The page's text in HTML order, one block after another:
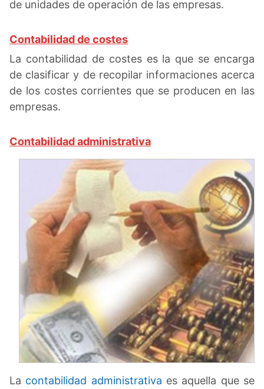
de unidades de operación de las empresas.
Contabilidad de costes
La contabilidad de costes es la que se encarga
de clasificar y de recopilar informaciones acerca
de los costes corrientes que se producen en las
empresas.
Contabilidad administrativa
La contabilidad administrativa es aquella que se